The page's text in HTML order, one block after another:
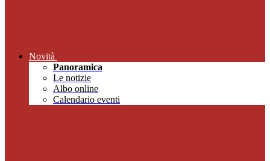
Novità
Panoramica
Le notizie
Albo online
Calendario eventi